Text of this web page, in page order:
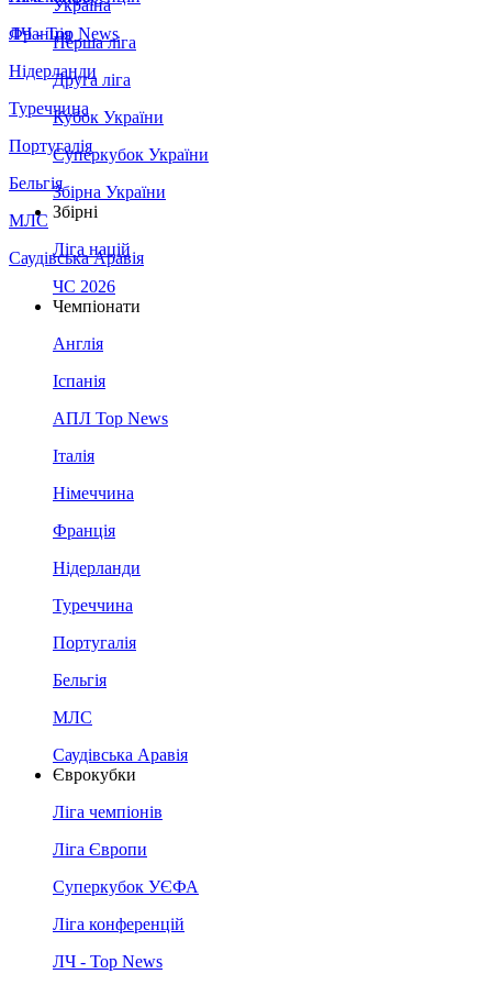
Франція
Нідерланди
Туреччина
Португалія
Бельгія
МЛС
Саудівська Аравія
ЛЧ - Top News
Україна
Перша ліга
Друга ліга
Кубок України
Суперкубок України
Збірна України
Збірні
Ліга націй
ЧС 2026
Чемпіонати
Англія
Іспанія
АПЛ Top News
Італія
Німеччина
Франція
Нідерланди
Туреччина
Португалія
Бельгія
МЛС
Саудівська Аравія
Єврокубки
Ліга чемпіонів
Ліга Європи
Суперкубок УЄФА
Ліга конференцій
ЛЧ - Top News